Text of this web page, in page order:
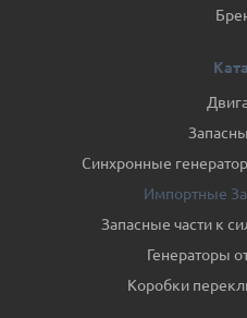
Синхронные
Импортные
Запасные части к
Генераторы
Коробки